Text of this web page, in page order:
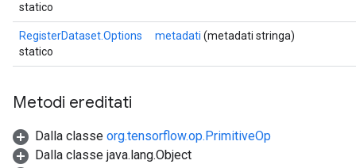
statico
RegisterDataset.Options
statico
metadati (metadati stringa)
Metodi ereditati
Dalla classe org.tensorflow.op.PrimitiveOp
Dalla classe java.lang.Object